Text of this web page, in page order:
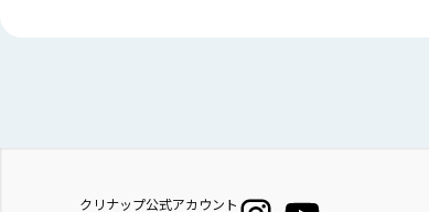
クリナップ公式アカウント